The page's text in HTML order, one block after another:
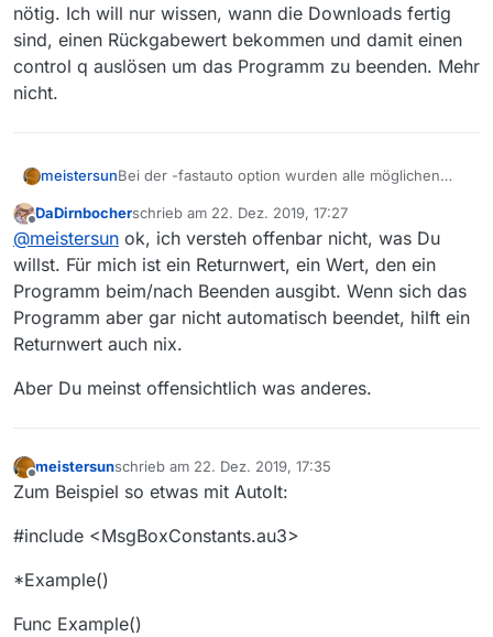
nötig. Ich will nur wissen, wann die Downloads fertig
sind, einen Rückgabewert bekommen und damit einen
control q auslösen um das Programm zu beenden. Mehr
nicht.
meistersunBei der -fastauto option wurden alle möglichen
nötig. Ich will nur wissen, wann die Downloads
fertig sind, einen Rückgabewert bekommen und
damit einen control q auslösen um das Programm
zu beenden. Mehr nicht.
Offline
DaDirnbocherschrieb am 22. Dez. 2019, 17:27
zuletzt editiert von
@meistersun ok, ich versteh offenbar nicht, was Du
willst. Für mich ist ein Returnwert, ein Wert, den ein
Programm beim/nach Beenden ausgibt. Wenn sich das
Programm aber gar nicht automatisch beendet, hilft ein
Returnwert auch nix.
Aber Du meinst offensichtlich was anderes.
Offline
meistersunschrieb am 22. Dez. 2019, 17:35
zuletzt editiert von
Zum Beispiel so etwas mit AutoIt:
#include <MsgBoxConstants.au3>
*Example()
Func Example()